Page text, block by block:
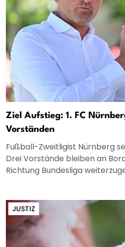
Ziel Aufstieg: 1. FC
Vorständen
Fußball-Zweitligist Nürnberg
Drei Vorstände bleiben an
Richtung Bundesliga
JUSTIZ